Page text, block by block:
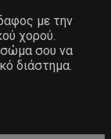
με την
χορού.
σώμα σου να
διάστημα.